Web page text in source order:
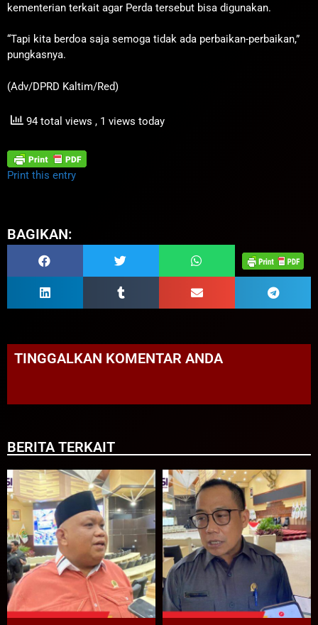
kementerian terkait agar Perda tersebut bisa digunakan.
“Tapi kita berdoa saja semoga tidak ada perbaikan-perbaikan,”
pungkasnya.
(Adv/DPRD Kaltim/Red)
94 total views , 1 views today
Print this entry
BAGIKAN:
TINGGALKAN KOMENTAR ANDA
BERITA TERKAIT